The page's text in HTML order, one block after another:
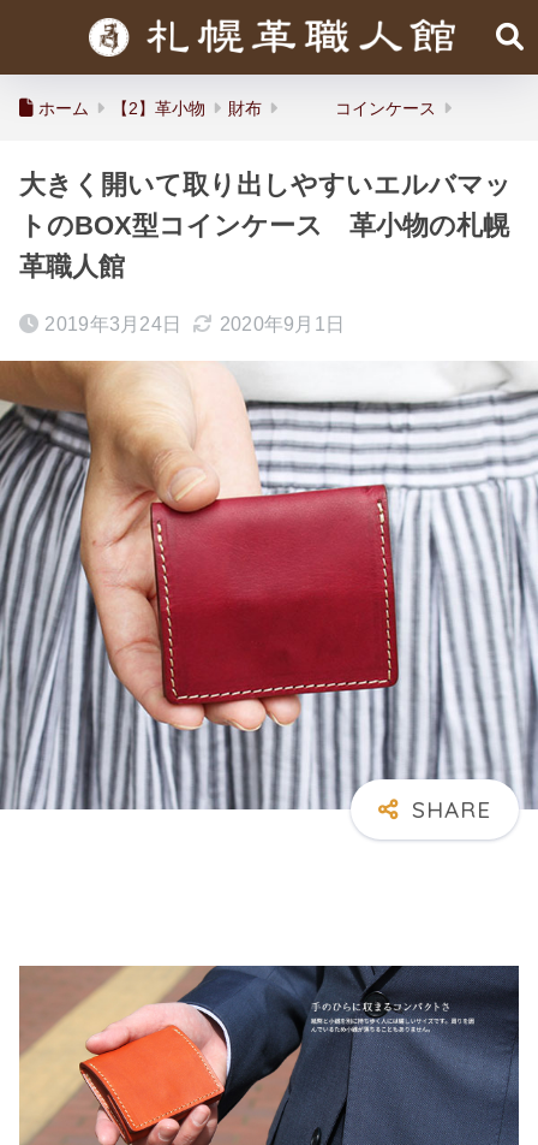
ホーム 【2】革小物 財布 コインケース
大きく開いて取り出しやすいエルバマッ
トのBOX型コインケース 革小物の札幌
革職人館
2019年3月24日 2020年9月1日